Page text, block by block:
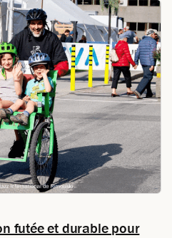
futée et durable pour